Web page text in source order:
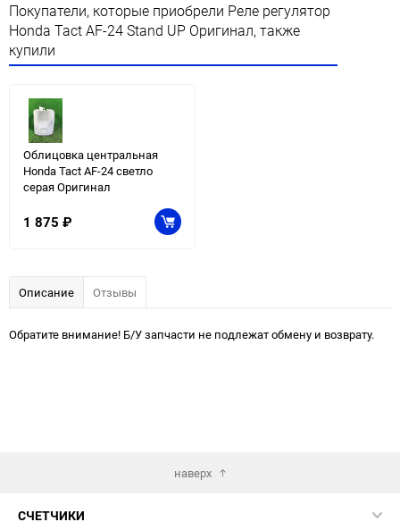
Покупатели, которые приобрели Реле регулятор
Honda Tact AF-24 Stand UP Оригинал, также
купили
Облицовка центральная
Honda Tact AF-24 светло
серая Оригинал
1 875 ₽
Описание Отзывы
Обратите внимание! Б/У запчасти не подлежат обмену и возврату.
наверх
СЧЕТЧИКИ